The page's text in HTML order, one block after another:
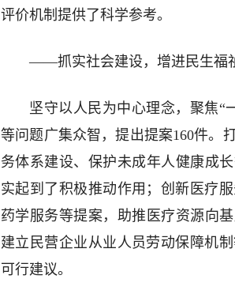
评价机制提供了科学参考。
——抓实社会建设，增进民生福
坚守以人民为中心理念，聚焦“
等问题广集众智，提出提案160件。
务体系建设、保护未成年人健康成
实起到了积极推动作用；创新医疗
药学服务等提案，助推医疗资源向
建立民营企业从业人员劳动保障机
可行建议。